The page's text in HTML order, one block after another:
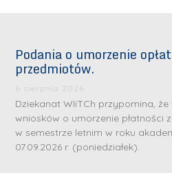
Podania o umorzenie
przedmiotów.
6 sierpnia 2026
Dziekanat WIiTCh przypomina, że
wniosków o umorzenie płatności
w semestrze letnim w roku
07.09.2026 r. (poniedziałek).